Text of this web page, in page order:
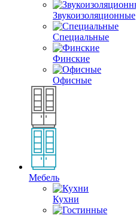
Звукоизоляционные
Специальные
Финские
Офисные
Мебель
Кухни